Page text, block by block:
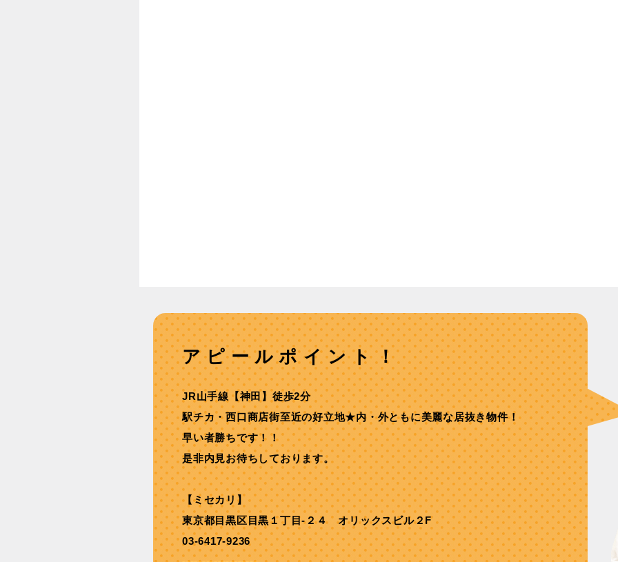
アピールポイント！
JR⼭⼿線【神⽥】徒歩2分
駅チカ・⻄⼝商店街⾄近の好⽴地★内・外ともに美麗な居抜き物件！
早い者勝ちです！！
是非内見お待ちしております。
【ミセカリ】
東京都目黒区目黒１丁目-２４ オリックスビル２F
03-6417-9236